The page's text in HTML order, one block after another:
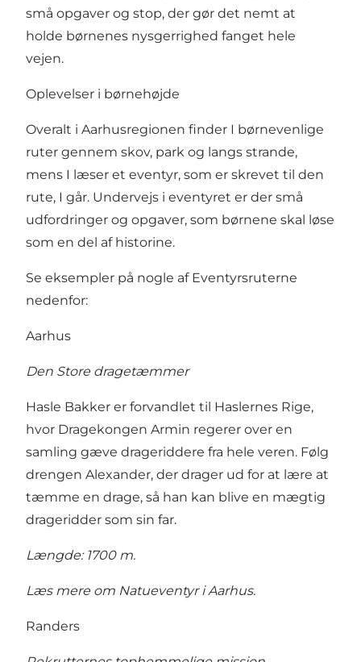
små opgaver og stop, der gør det nemt at
holde børnenes nysgerrighed fanget hele
vejen.
Oplevelser i børnehøjde
Overalt i Aarhusregionen finder I børnevenlige
ruter gennem skov, park og langs strande,
mens I læser et eventyr, som er skrevet til den
rute, I går. Undervejs i eventyret er der små
udfordringer og opgaver, som børnene skal løse
som en del af historine.
Se eksempler på nogle af Eventyrsruterne
nedenfor:
Aarhus
Den Store dragetæmmer
Hasle Bakker er forvandlet til Haslernes Rige,
hvor Dragekongen Armin regerer over en
samling gæve drageriddere fra hele veren. Følg
drengen Alexander, der drager ud for at lære at
tæmme en drage, så han kan blive en mægtig
drageridder som sin far.
Længde: 1700 m.
Læs mere om Natueventyr i Aarhus.
Randers